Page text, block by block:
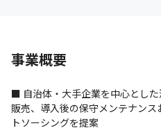
事業概要
■ 自治体・大手企業を中心とし
販売、導入後の保守メンテナン
トソーシングを提案